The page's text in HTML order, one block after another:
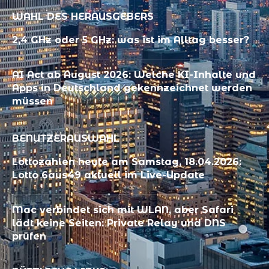
WAHL DES HERAUSGEBERS
2,4 GHz oder 5 GHz: was ist im Alltag besser?
AI Act ab August 2026: Welche KI-Inhalte und
Apps in Deutschland gekennzeichnet werden
müssen
BENUTZERAUSWAHL
Lottozahlen heute am Samstag, 18.04.2026:
Lotto 6aus49 aktuell im Live-Update
Mac verbindet sich mit WLAN, aber Safari
lädt keine Seiten: Private Relay und DNS
prüfen